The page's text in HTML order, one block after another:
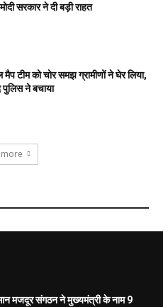
सरकार ने दी बड़ी राहत
टीम को चोर समझ ग्रामीणों ने घेर लिया,
पुलिस ने बचाया
मजदूर संगठन ने मुख्यमंत्री के नाम 9